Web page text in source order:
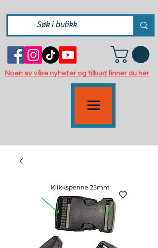
Noen av våre nyheter og tilbud finner du her